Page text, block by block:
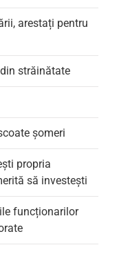
arestați pentru
străinătate
şomeri
propria
să investești
funcționarilor